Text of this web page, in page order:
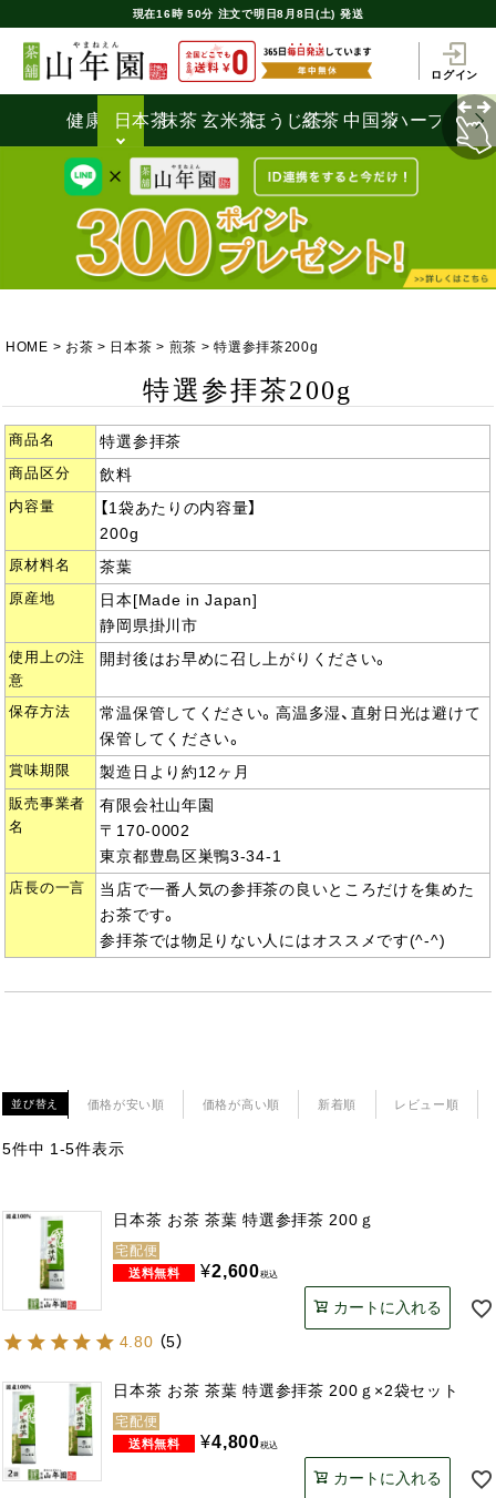
現在16時 50分 注文で明日8月8日(土) 発送
ログイン
健康茶日本茶抹茶 玄米茶ほうじ茶
紅茶 中国茶ハーブティ
HOME お茶 日本茶 煎茶 特選参拝茶200g
特選参拝茶200g
商品名 特選参拝茶
商品区分 飲料
内容量
【1袋あたりの内容量】
200g
原材料名 茶葉
原産地
日本[Made in Japan]
静岡県掛川市
使用上の注
意
開封後はお早めに召し上がりください。
保存方法
常温保管してください。高温多湿、直射日光は避けて
保管してください。
賞味期限 製造日より約12ヶ月
販売事業者
名
有限会社山年園
〒170-0002
東京都豊島区巣鴨3-34-1
店長の一言
当店で一番人気の参拝茶の良いところだけを集めた
お茶です。
参拝茶では物足りない人にはオススメです(^-^)
並び替え 価格が安い順 価格が高い順 新着順 レビュー順
5件中 1 -5件表示
日本茶 お茶 茶葉 特選参拝茶 200ｇ
宅配便
¥2,600税込
カートに入れる
4.80 （5）
日本茶 お茶 茶葉 特選参拝茶 200ｇ×2袋セット
宅配便
¥4,800税込
カートに入れる